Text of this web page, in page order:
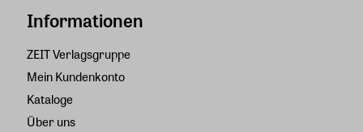
Informationen
ZEIT Verlagsgruppe
Mein Kundenkonto
Kataloge
Über uns